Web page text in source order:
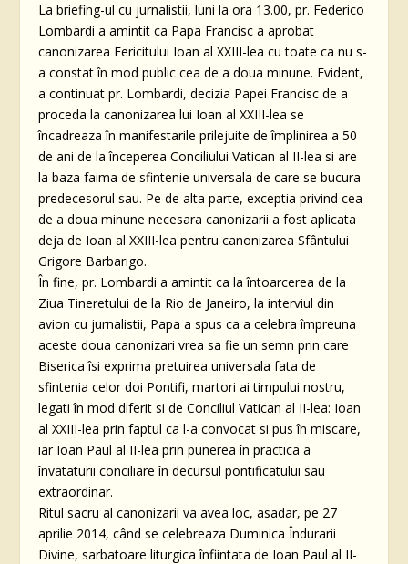
La briefing-ul cu jurnalistii, luni la ora 13.00, pr. Federico
Lombardi a amintit ca Papa Francisc a aprobat
canonizarea Fericitului Ioan al XXIII-lea cu toate ca nu s-
a constat în mod public cea de a doua minune. Evident,
a continuat pr. Lombardi, decizia Papei Francisc de a
proceda la canonizarea lui Ioan al XXIII-lea se
încadreaza în manifestarile prilejuite de împlinirea a 50
de ani de la începerea Conciliului Vatican al II-lea si are
la baza faima de sfintenie universala de care se bucura
predecesorul sau. Pe de alta parte, exceptia privind cea
de a doua minune necesara canonizarii a fost aplicata
deja de Ioan al XXIII-lea pentru canonizarea Sfântului
Grigore Barbarigo.
În fine, pr. Lombardi a amintit ca la întoarcerea de la
Ziua Tineretului de la Rio de Janeiro, la interviul din
avion cu jurnalistii, Papa a spus ca a celebra împreuna
aceste doua canonizari vrea sa fie un semn prin care
Biserica îsi exprima pretuirea universala fata de
sfintenia celor doi Pontifi, martori ai timpului nostru,
legati în mod diferit si de Conciliul Vatican al II-lea: Ioan
al XXIII-lea prin faptul ca l-a convocat si pus în miscare,
iar Ioan Paul al II-lea prin punerea în practica a
învataturii conciliare în decursul pontificatului sau
extraordinar.
Ritul sacru al canonizarii va avea loc, asadar, pe 27
aprilie 2014, când se celebreaza Duminica Îndurarii
Divine, sarbatoare liturgica înfiintata de Ioan Paul al II-